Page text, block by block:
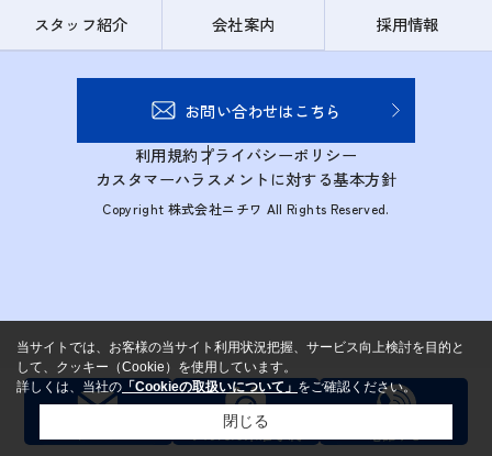
スタッフ紹介 会社案内 採用情報
お問い合わせはこちら
利用規約プライバシーポリシー
カスタマーハラスメントに対する基本方針
Copyright 株式会社ニチワ All Rights Reserved.
当サイトでは、お客様の当サイト利用状況把握、サービス向上検討を目的と
して、クッキー（Cookie）を使用しています。
詳しくは、当社の 「Cookieの取扱いについて」 をご確認ください。
閉じる